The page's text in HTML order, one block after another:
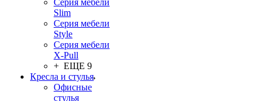
Серия мебели
Slim
Серия мебели
Style
Серия мебели
X-Pull
+ ЕЩЕ 9
Кресла и стулья
Офисные
стулья